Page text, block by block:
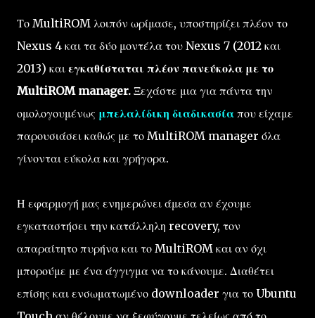
Το MultiROM λοιπόν ωρίμασε, υποστηρίζει πλέον το
Nexus 4 και τα δύο μοντέλα του Nexus 7 (2012 και
2013) και εγκαθίσταται πλέον πανεύκολα με το
MultiROM manager. Ξεχάστε μια για πάντα την
ομολογουμένως μπελαλίδικη διαδικασία που είχαμε
παρουσιάσει καθώς με το MultiROM manager όλα
γίνονται εύκολα και γρήγορα.
Η εφαρμογή μας ενημερώνει άμεσα αν έχουμε
εγκαταστήσει την κατάλληλη recovery, τον
απαραίτητο πυρήνα και το MultiROM και αν όχι
μπορούμε με ένα άγγιγμα να το κάνουμε. Διαθέτει
επίσης και ενσωματωμένο downloader για το Ubuntu